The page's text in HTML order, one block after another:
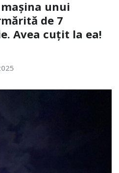
unui
de 7
Avea cuțit la ea!